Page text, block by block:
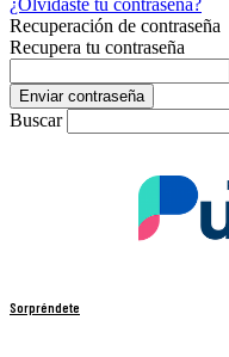
¿Olvidaste tu contraseña?
Recuperación de contraseña
Recupera tu contraseña
Buscar
Sorpréndete